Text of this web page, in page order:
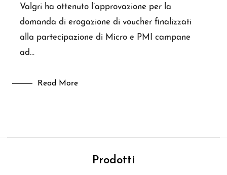
Valgri ha ottenuto l’approvazione per la
domanda di erogazione di voucher finalizzati
alla partecipazione di Micro e PMI campane
ad…
Read More
Prodotti